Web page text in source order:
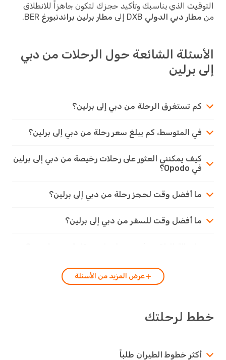
الذي يناسبك وتأكيد حجزك لتكون جاهزاً للانطلاق
مطار دبي الدولي DXB إلى مطار برلين براندنبورغBER.
الشائعة حول الرحلات من دبي
برلين
كم تستغرق الرحلة من دبي إلى برلين؟
في المتوسط، كم يبلغ سعر رحلة من دبي إلى برلين؟
كيف يمكنني العثور على رحلات رخيصة من دبي إلى برلين
ما أفضل وقت لحجز رحلة من دبي إلى برلين؟
ما أفضل وقت للسفر من دبي إلى برلين؟
عرض المزيد من الأسئلة
لرحلتك
أكثر خطوط الطيران طلباً